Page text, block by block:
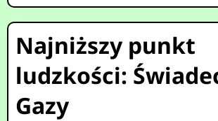
Najniższy punkt
ludzkości:
Gazy